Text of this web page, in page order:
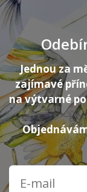
Jednou za
zajímavé
na výtvarné